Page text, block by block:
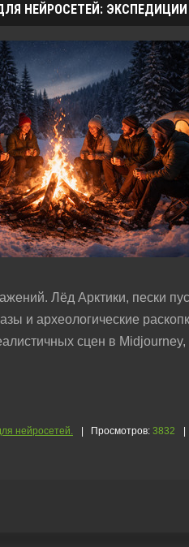
НЕЙРОСЕТЕЙ:
Лёд Арктики, пески
и археологические
сцен в
нейросетей. Просмотров: 3832